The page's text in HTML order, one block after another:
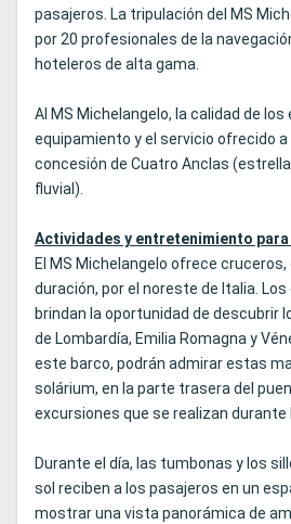
pasajeros. La tripulación del MS
por 20 profesionales de la
hoteleros de alta gama.
Al MS Michelangelo, la calidad de los
equipamiento y el servicio ofrecido a
concesión de Cuatro Anclas
fluvial).
Actividades y entretenimiento
El MS Michelangelo ofrece cruceros,
duración, por el noreste de Italia.
brindan la oportunidad de descubrir
de Lombardía, Emilia Romagna y
este barco, podrán admirar estas
solárium, en la parte trasera del
excursiones que se realizan durante
Durante el día, las tumbonas y los
sol reciben a los pasajeros en un
mostrar una vista panorámica de